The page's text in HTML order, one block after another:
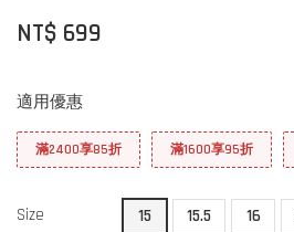
NT$ 699
適用優惠
滿2400享85折 滿1600享95折
Size 15 15.5 16